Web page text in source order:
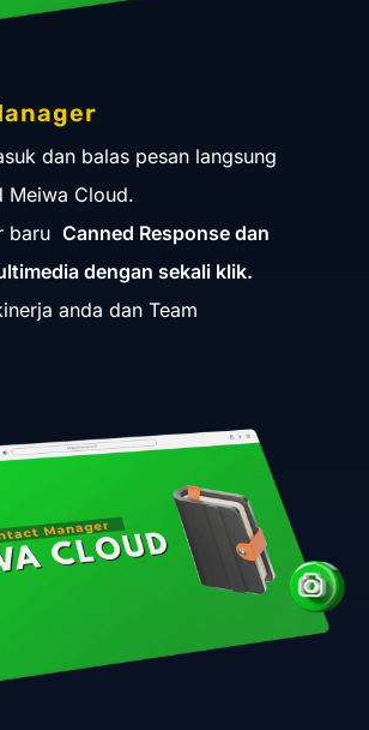
dan balas pesan langsung
Meiwa Cloud.
baru Canned Response dan
dengan sekali klik.
anda dan Team